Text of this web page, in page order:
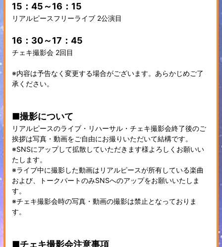
15：45～16：15
リアルピースフリーライブ 2公演目
16：30～17：45
チェキ撮影会 2回目
※内容は予告なく変更する場合がございます。あらかじめご了
承ください。
■撮影について
リアルピースのライブ・リハーサル・チェキ撮影会終了後のご
挨拶は写真・動画をご自由にお撮りいただいて結構です。
※SNSにアップして拡散していただきます様よろしくお願いい
たします。
※ライブ中に撮影した動画はリアルピースが所有している楽曲
および、トークパートのみSNSへのアップをお願いいたしま
す。
※チェキ撮影会時の写真・動画の撮影は禁止となっておりま
す。
■チェキ撮影会注意事項